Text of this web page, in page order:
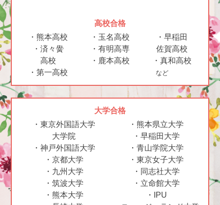
高校合格
・熊本高校
・済々黌
高校
・第一高校
・玉名高校
・有明高専
・鹿本高校
・早稲田
佐賀高校
・真和高校
など
大学合格
・東京外国語大学
大学院
・神戸外国語大学
・京都大学
・九州大学
・筑波大学
・熊本大学
・熊本県立大学
・早稲田大学
・青山学院大学
・東京女子大学
・同志社大学
・立命館大学
・IPU